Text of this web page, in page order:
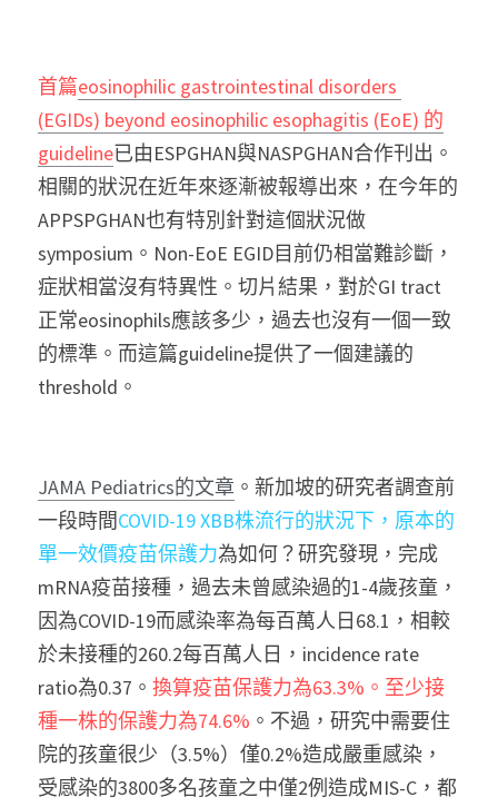
首篇eosinophilic gastrointestinal disorders
(EGIDs) beyond eosinophilic esophagitis (EoE) 的
guideline已由ESPGHAN與NASPGHAN合作刊出。
相關的狀況在近年來逐漸被報導出來，在今年的
APPSPGHAN也有特別針對這個狀況做
symposium。Non-EoE EGID目前仍相當難診斷，
症狀相當沒有特異性。切片結果，對於GI tract
正常eosinophils應該多少，過去也沒有一個一致
的標準。而這篇guideline提供了一個建議的
threshold。
JAMA Pediatrics的文章 。新加坡的研究者調查前
一段時間COVID-19 XBB株流行的狀況下，原本的
單一效價疫苗保護力為如何？研究發現，完成
mRNA疫苗接種，過去未曾感染過的1-4歲孩童，
因為COVID-19而感染率為每百萬人日68.1，相較
於未接種的260.2每百萬人日，incidence rate
ratio為0.37。 換算疫苗保護力為63.3%。至少接
種一株的保護力為74.6% 。不過，研究中需要住
院的孩童很少（3.5%）僅0.2%造成嚴重感染，
受感染的3800多名孩童之中僅2例造成MIS-C，都